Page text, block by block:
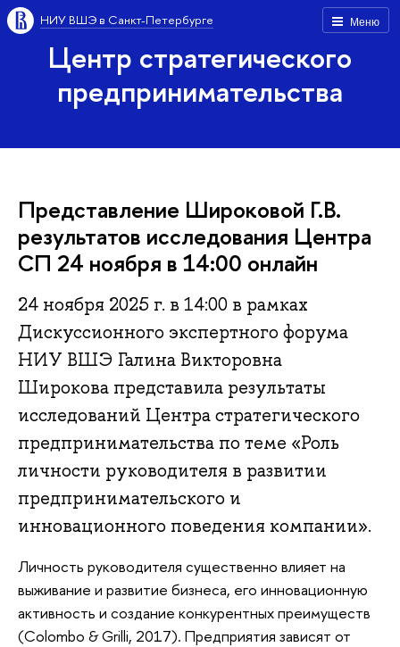
Меню
НИУ ВШЭ в Санкт-Петербурге
Центр стратегического
предпринимательства
Представление Широковой Г.В.
результатов исследования Центра
СП 24 ноября в 14:00 онлайн
24 ноября 2025 г. в 14:00 в рамках
Дискуссионного экспертного форума
НИУ ВШЭ Галина Викторовна
Широкова представила результаты
исследований Центра стратегического
предпринимательства по теме «Роль
личности руководителя в развитии
предпринимательского и
инновационного поведения компании».
Личность руководителя существенно влияет на
выживание и развитие бизнеса, его инновационную
активность и создание конкурентных преимуществ
(Colombo & Grilli, 2017). Предприятия зависят от